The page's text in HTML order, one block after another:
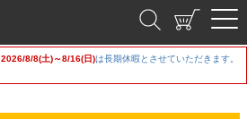
2026/8/8(土)～8/16(日)は長期休暇とさせていただきます。